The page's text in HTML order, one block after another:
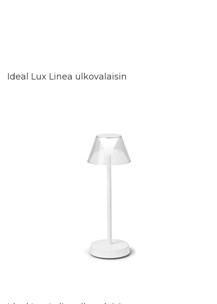
Ideal Lux Linea ulkovalaisin